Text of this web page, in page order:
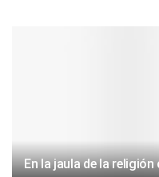
En la jaula de la